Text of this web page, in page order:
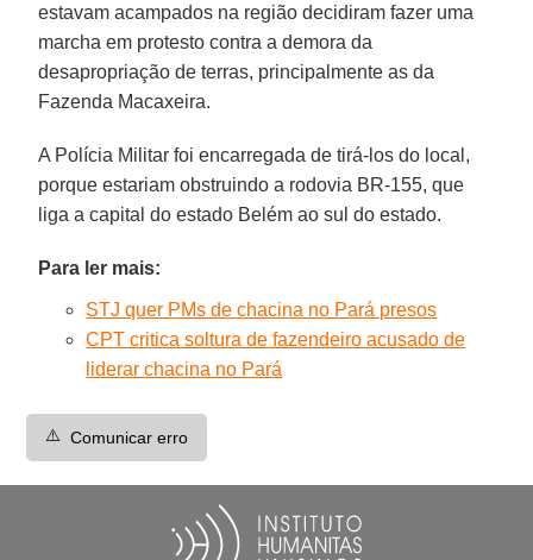
estavam acampados na região decidiram fazer uma
marcha em protesto contra a demora da
desapropriação de terras, principalmente as da
Fazenda Macaxeira.
A Polícia Militar foi encarregada de tirá-los do local,
porque estariam obstruindo a rodovia BR-155, que
liga a capital do estado Belém ao sul do estado.
Para ler mais:
STJ quer PMs de chacina no Pará presos
CPT critica soltura de fazendeiro acusado de
liderar chacina no Pará
⚠️ Comunicar erro